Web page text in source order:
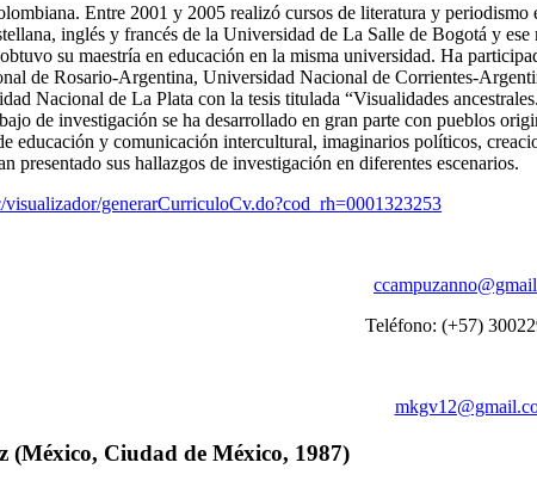
Entre 2001 y 2005 realizó cursos de literatura y
inglés y francés de la Universidad de La Salle de Bogotá y
su maestría en educación en la misma universidad. Ha
de Rosario-Argentina, Universidad Nacional de Corrientes-
Nacional de La Plata con la tesis titulada “Visualidades
de investigación se ha desarrollado en gran parte con pueblos
educación y comunicación intercultural, imaginarios políticos,
presentado sus hallazgos de investigación en diferentes escenarios.
generarCurriculoCv.do?cod_rh=0001323253
Teléfono: (+57)
Ciudad de México, 1987)